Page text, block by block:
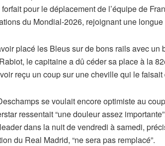
pour le déplacement de l’équipe de
du Mondial-2026, rejoignant une longue
placé les Bleus sur de bons rails avec
le capitaine a dû céder sa place à la
reçu un coup sur une cheville qui le
se voulait encore optimiste au
ressentait “une douleur assez
dans la nuit de vendredi à samedi,
du Real Madrid, “ne sera pas remplacé”.